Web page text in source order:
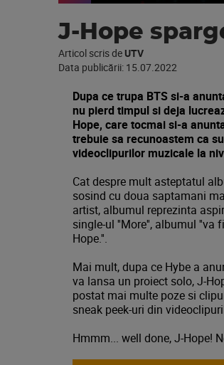
J-Hope
Articol scris de UTV
Data publicării: 15.07.2022
Dupa ce trupa BTS si-a
nu pierd timpul si deja
Hope, care tocmai si-a
trebuie sa recunoastem ca
videoclipurilor muzicale la
Cat despre mult asteptatul
sosind cu doua saptamani
artist, albumul reprezinta
single-ul ''More'', albumul ''va
Hope.''.
Mai mult, dupa ce Hybe a
va lansa un proiect solo, J-
postat mai multe poze si
sneak peek-uri din
Hmmm... well done, J-Hope!